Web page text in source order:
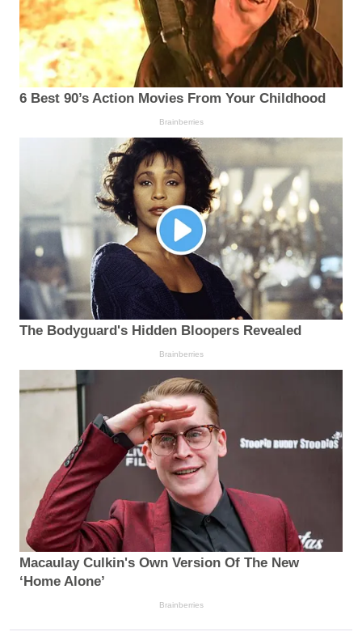
6 Best 90’s Action Movies From Your Childhood
Brainberries
The Bodyguard's Hidden Bloopers Revealed
Brainberries
Macaulay Culkin's Own Version Of The New
‘Home Alone’
Brainberries